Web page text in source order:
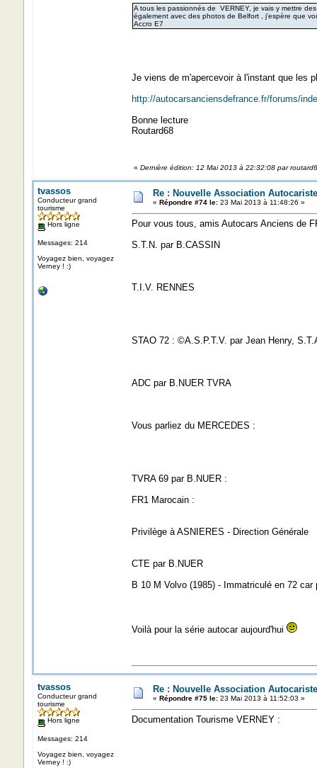
A tous les passionnés de VERNEY, je vais y mettre
également avec des photos de Belfort , j'espère que
Accro E7
Je viens de m'apercevoir à l'instant que les
http://autocarsanciensdefrance.fr/forums/
Bonne lecture
Routard68
« Dernière édition: 12 Mai 2013 à 22:32:08 par
tvassos
Conducteur grand
tourisme
Hors ligne
Messages: 214
Voyagez bien, voyagez
Verney ! :)
Re : Nouvelle Association
« Répondre #74 le:23 Mai 2013 à 11:48:26 »
Pour vous tous, amis Autocars Anciens de
S.T.N. par B.CASSIN
T.I.V. RENNES
STAO 72 : ©A.S.P.T.V. par Jean Henry,
ADC par B.NUER TVRA
Vous parliez du MERCEDES :
TVRA 69 par B.NUER :
FR1 Marocain :
Privilège à ASNIERES - Direction Générale
CTE par B.NUER
B 10 M Volvo (1985) - Immatriculé en 72
Voilà pour la série autocar aujourd'hui
tvassos
Conducteur grand
tourisme
Hors ligne
Messages: 214
Voyagez bien, voyagez
Verney ! :)
Re : Nouvelle Association
« Répondre #75 le:23 Mai 2013 à 11:52:03 »
Documentation Tourisme VERNEY :